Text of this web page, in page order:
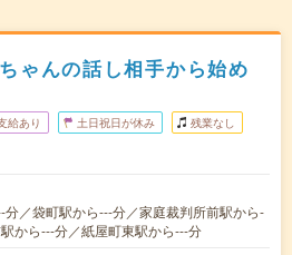
んの話し相手から始め
給あり 土日祝日が休み 残業なし
分／袋町駅から---分／家庭裁判所前駅から-
から---分／紙屋町東駅から---分